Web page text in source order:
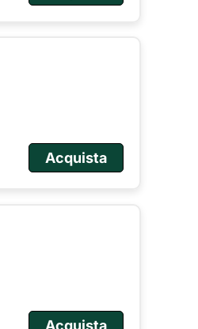
Acquista
Acquista